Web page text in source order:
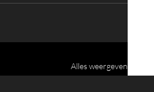
Alles weergeven